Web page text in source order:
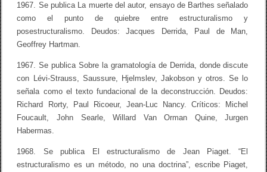
1967. Se publica La muerte del autor, ensayo de Barthes señalado
como el punto de quiebre entre estructuralismo y
posestructuralismo. Deudos: Jacques Derrida, Paul de Man,
Geoffrey Hartman.
1967. Se publica Sobre la gramatología de Derrida, donde discute
con Lévi-Strauss, Saussure, Hjelmslev, Jakobson y otros. Se lo
señala como el texto fundacional de la deconstrucción. Deudos:
Richard Rorty, Paul Ricoeur, Jean-Luc Nancy. Críticos: Michel
Foucault, John Searle, Willard Van Orman Quine, Jurgen
Habermas.
1968. Se publica El estructuralismo de Jean Piaget. “El
estructuralismo es un método, no una doctrina”, escribe Piaget,